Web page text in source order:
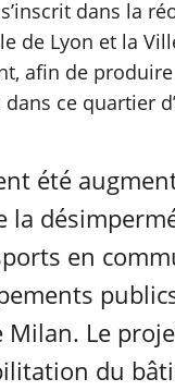
dans la
de Lyon et la
afin de
ce quartier
été
en
Le
du